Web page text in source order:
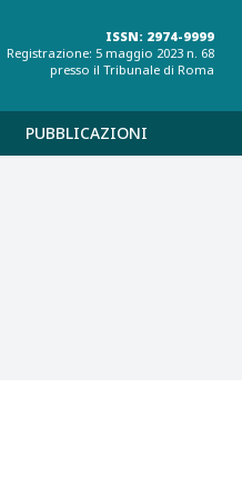
ISSN: 2974-9999
Registrazione: 5 maggio 2023 n. 68
presso il Tribunale di Roma
PUBBLICAZIONI